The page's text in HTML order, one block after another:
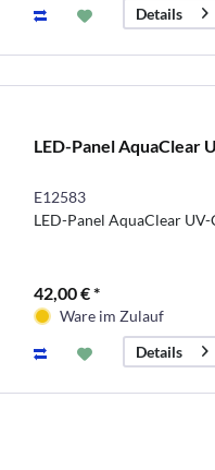
Details
LED-Panel AquaClear
E12583
LED-Panel AquaClear UV-
42,00 € *
Ware im Zulauf
Details